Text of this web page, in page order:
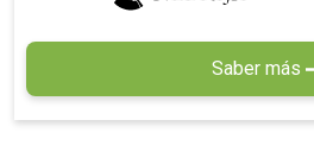
Saber más